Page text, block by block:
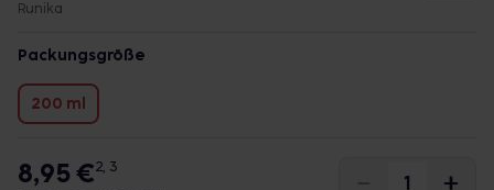
Runika
Packungsgröße
200 ml
8,95 €2, 3